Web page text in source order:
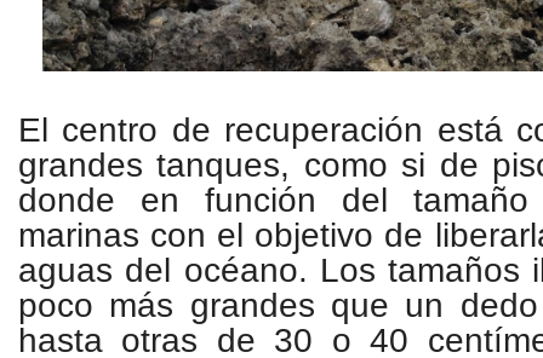
El centro de recuperación está
grandes tanques, como si de
donde en función del
marinas con el objetivo de
aguas del océano. Los tamaños
poco más grandes que un
hasta otras de 30 o 40